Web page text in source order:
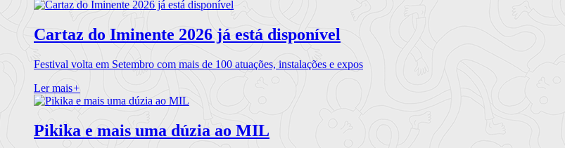
Cartaz do Iminente 2026 já está disponível
Festival volta em Setembro com mais de 100 atuações, instalações e expos
Ler mais+
Pikika e mais uma dúzia ao MIL